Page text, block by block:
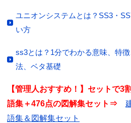
ユニオンシステムとは？SS3・
い方
ss3とは？1分でわかる意味、特
法、ベタ基礎
【管理人おすすめ！】セットで3
語集＋476点の図解集セット⇒
語集＆図解集セット